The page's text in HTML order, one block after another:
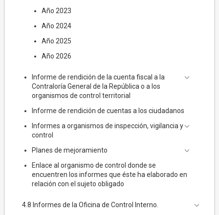
Año 2023
Año 2024
Año 2025
Año 2026
Informe de rendición de la cuenta fiscal a la
Contraloría General de la República o a los
organismos de control territorial
Informe de rendición de cuentas a los ciudadanos
Informes a organismos de inspección, vigilancia y
control
Planes de mejoramiento
Enlace al organismo de control donde se
encuentren los informes que éste ha elaborado en
relación con el sujeto obligado
4.8 Informes de la Oficina de Control Interno.